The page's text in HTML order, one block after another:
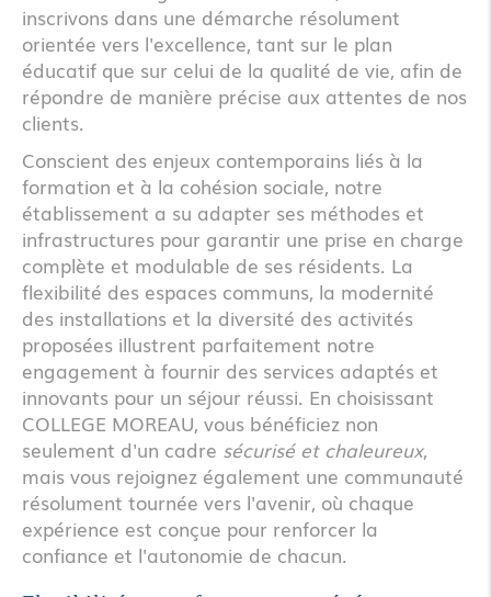
inscrivons dans une démarche résolument
orientée vers l'excellence, tant sur le plan
éducatif que sur celui de la qualité de vie, afin de
répondre de manière précise aux attentes de nos
clients.
Conscient des enjeux contemporains liés à la
formation et à la cohésion sociale, notre
établissement a su adapter ses méthodes et
infrastructures pour garantir une prise en charge
complète et modulable de ses résidents. La
flexibilité des espaces communs, la modernité
des installations et la diversité des activités
proposées illustrent parfaitement notre
engagement à fournir des services adaptés et
innovants pour un séjour réussi. En choisissant
COLLEGE MOREAU, vous bénéficiez non
seulement d'un cadre sécurisé et chaleureux,
mais vous rejoignez également une communauté
résolument tournée vers l'avenir, où chaque
expérience est conçue pour renforcer la
confiance et l'autonomie de chacun.